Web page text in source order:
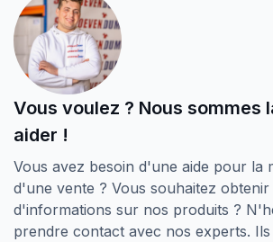
Vous voulez ? Nous sommes
aider !
Vous avez besoin d'une aide pour la
d'une vente ? Vous souhaitez obtenir
d'informations sur nos produits ?
prendre contact avec nos experts.